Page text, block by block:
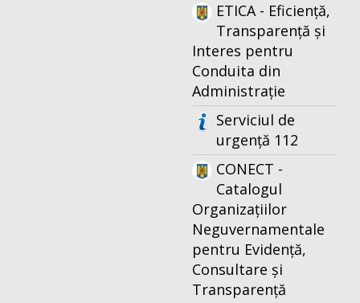
ETICA - Eficiență,
Transparență și
Interes pentru
Conduita din
Administrație
Serviciul de
urgență 112
CONECT -
Catalogul
Organizațiilor
Neguvernamentale
pentru Evidență,
Consultare și
Transparență